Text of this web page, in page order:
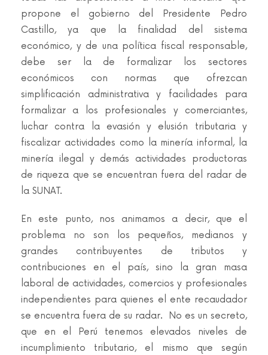
propone el gobierno del Presidente Pedro
Castillo, ya que la finalidad del sistema
económico, y de una política fiscal responsable,
debe ser la de formalizar los sectores
económicos con normas que ofrezcan
simplificación administrativa y facilidades para
formalizar a los profesionales y comerciantes,
luchar contra la evasión y elusión tributaria y
fiscalizar actividades como la minería informal, la
minería ilegal y demás actividades productoras
de riqueza que se encuentran fuera del radar de
la SUNAT.
En este punto, nos animamos a decir, que el
problema no son los pequeños, medianos y
grandes contribuyentes de tributos y
contribuciones en el país, sino la gran masa
laboral de actividades, comercios y profesionales
independientes para quienes el ente recaudador
se encuentra fuera de su radar. No es un secreto,
que en el Perú tenemos elevados niveles de
incumplimiento tributario, el mismo que según